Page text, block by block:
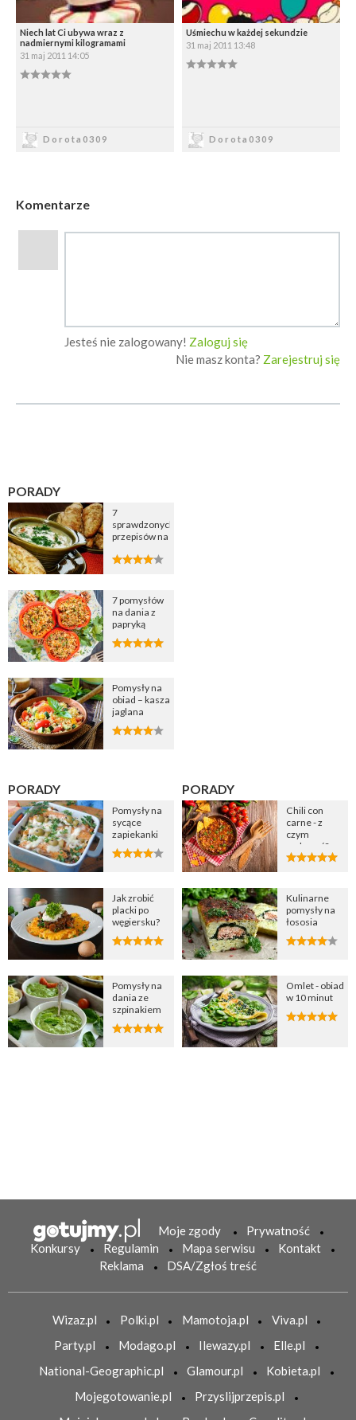
Niech lat Ci ubywa wraz z
nadmiernymi kilogramami
31 maj 2011 14:05
0.00/5
Dorota0309
Uśmiechu w każdej sekundzie
31 maj 2011 13:48
0.00/5
Dorota0309
Komentarze
Jesteś nie zalogowany! Zaloguj się
Nie masz konta? Zarejestruj się
PORADY
7
sprawdzonych
przepisów na
cebulową
7 pomysłów
na dania z
papryką
Pomysły na
obiad – kasza
jaglana
PORADY
Pomysły na
sycące
zapiekanki
Jak zrobić
placki po
węgiersku?
Pomysły na
dania ze
szpinakiem
PORADY
Chili con
carne - z
czym
podawać?
Kulinarne
pomysły na
łososia
Omlet - obiad
w 10 minut
Moje zgody
Prywatność
Konkursy
Regulamin Mapa serwisu
Kontakt
Reklama
DSA/Zgłoś treść
Wizaz.pl Polki.pl Mamotoja.pl
Viva.pl
Party.pl
Modago.pl Ilewazy.pl
Elle.pl
National-Geographic.pl
Glamour.pl
Kobieta.pl
Mojegotowanie.pl
Przyslijprzepis.pl